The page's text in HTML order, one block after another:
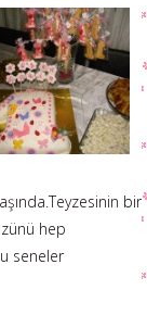
bir
hep
seneler